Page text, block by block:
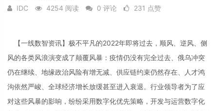
IDC 4254 阅读 0 评论 231 点赞
【一线数智资讯】极不平凡的2022年即将过去，顺风、逆风、侧
风的各类风浪演变成了颠覆风暴：疫情仍没有完全过去、俄乌冲突
仍在继续、地缘政治风险有增无减、供应链约束仍然存在、人才鸿
沟依然严峻、全球经济增长放缓甚至进入衰退。行业领导者为了应
对这些风暴的影响，纷纷采用数字化优先策略，开发与运营数字化